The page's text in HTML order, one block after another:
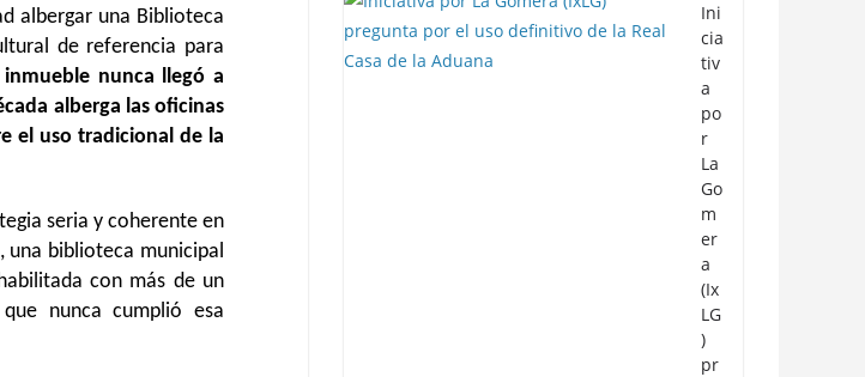
albergar una Biblioteca
de referencia para
nunca llegó a
alberga las oficinas
el uso tradicional de la
seria y coherente en
una biblioteca municipal
con más de un
nunca cumplió esa
Ini
cia
tiv
a
po
r
La
Go
m
er
a
(Ix
LG
)
pr